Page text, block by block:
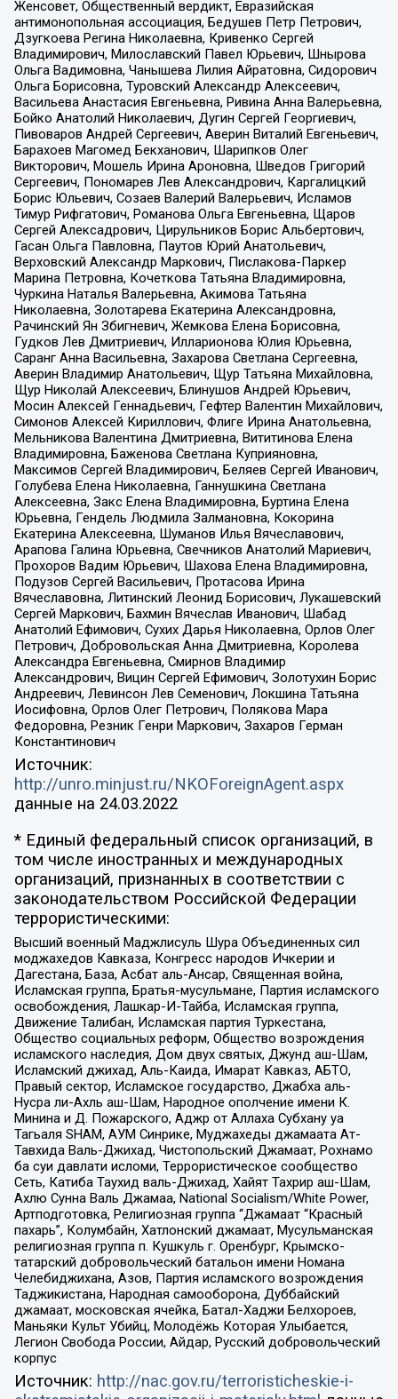
Женсовет, Общественный вердикт, Евразийская
антимонопольная ассоциация, Бедушев Петр Петрович,
Дзугкоева Регина Николаевна, Кривенко Сергей
Владимирович, Милославский Павел Юрьевич, Шнырова
Ольга Вадимовна, Чанышева Лилия Айратовна, Сидорович
Ольга Борисовна, Туровский Александр Алексеевич,
Васильева Анастасия Евгеньевна, Ривина Анна Валерьевна,
Бойко Анатолий Николаевич, Дугин Сергей Георгиевич,
Пивоваров Андрей Сергеевич, Аверин Виталий Евгеньевич,
Барахоев Магомед Бекханович, Шарипков Олег
Викторович, Мошель Ирина Ароновна, Шведов Григорий
Сергеевич, Пономарев Лев Александрович, Каргалицкий
Борис Юльевич, Созаев Валерий Валерьевич, Исламов
Тимур Рифгатович, Романова Ольга Евгеньевна, Щаров
Сергей Алексадрович, Цирульников Борис Альбертович,
Гасан Ольга Павловна, Паутов Юрий Анатольевич,
Верховский Александр Маркович, Пислакова-Паркер
Марина Петровна, Кочеткова Татьяна Владимировна,
Чуркина Наталья Валерьевна, Акимова Татьяна
Николаевна, Золотарева Екатерина Александровна,
Рачинский Ян Збигневич, Жемкова Елена Борисовна,
Гудков Лев Дмитриевич, Илларионова Юлия Юрьевна,
Саранг Анна Васильевна, Захарова Светлана Сергеевна,
Аверин Владимир Анатольевич, Щур Татьяна Михайловна,
Щур Николай Алексеевич, Блинушов Андрей Юрьевич,
Мосин Алексей Геннадьевич, Гефтер Валентин Михайлович,
Симонов Алексей Кириллович, Флиге Ирина Анатольевна,
Мельникова Валентина Дмитриевна, Вититинова Елена
Владимировна, Баженова Светлана Куприяновна,
Максимов Сергей Владимирович, Беляев Сергей Иванович,
Голубева Елена Николаевна, Ганнушкина Светлана
Алексеевна, Закс Елена Владимировна, Буртина Елена
Юрьевна, Гендель Людмила Залмановна, Кокорина
Екатерина Алексеевна, Шуманов Илья Вячеславович,
Арапова Галина Юрьевна, Свечников Анатолий Мариевич,
Прохоров Вадим Юрьевич, Шахова Елена Владимировна,
Подузов Сергей Васильевич, Протасова Ирина
Вячеславовна, Литинский Леонид Борисович, Лукашевский
Сергей Маркович, Бахмин Вячеслав Иванович, Шабад
Анатолий Ефимович, Сухих Дарья Николаевна, Орлов Олег
Петрович, Добровольская Анна Дмитриевна, Королева
Александра Евгеньевна, Смирнов Владимир
Александрович, Вицин Сергей Ефимович, Золотухин Борис
Андреевич, Левинсон Лев Семенович, Локшина Татьяна
Иосифовна, Орлов Олег Петрович, Полякова Мара
Федоровна, Резник Генри Маркович, Захаров Герман
Константинович
Источник:
http://unro.minjust.ru/NKOForeignAgent.aspx
данные на 24.03.2022
* Единый федеральный список организаций, в
том числе иностранных и международных
организаций, признанных в соответствии с
законодательством Российской Федерации
террористическими:
Высший военный Маджлисуль Шура Объединенных сил
моджахедов Кавказа, Конгресс народов Ичкерии и
Дагестана, База, Асбат аль-Ансар, Священная война,
Исламская группа, Братья-мусульмане, Партия исламского
освобождения, Лашкар-И-Тайба, Исламская группа,
Движение Талибан, Исламская партия Туркестана,
Общество социальных реформ, Общество возрождения
исламского наследия, Дом двух святых, Джунд аш-Шам,
Исламский джихад, Аль-Каида, Имарат Кавказ, АБТО,
Правый сектор, Исламское государство, Джабха аль-
Нусра ли-Ахль аш-Шам, Народное ополчение имени К.
Минина и Д. Пожарского, Аджр от Аллаха Субхану уа
Тагьаля SHAM, АУМ Синрике, Муджахеды джамаата Ат-
Тавхида Валь-Джихад, Чистопольский Джамаат, Рохнамо
ба суи давлати исломи, Террористическое сообщество
Сеть, Катиба Таухид валь-Джихад, Хайят Тахрир аш-Шам,
Ахлю Сунна Валь Джамаа, National Socialism/White Power,
Артподготовка, Религиозная группа “Джамаат “Красный
пахарь”, Колумбайн, Хатлонский джамаат, Мусульманская
религиозная группа п. Кушкуль г. Оренбург, Крымско-
татарский добровольческий батальон имени Номана
Челебиджихана, Азов, Партия исламского возрождения
Таджикистана, Народная самооборона, Дуббайский
джамаат, московская ячейка, Батал-Хаджи Белхороев,
Маньяки Культ Убийц, Молодёжь Которая Улыбается,
Легион Свобода России, Айдар, Русский добровольческий
корпус
Источник: http://nac.gov.ru/terroristicheskie-i-